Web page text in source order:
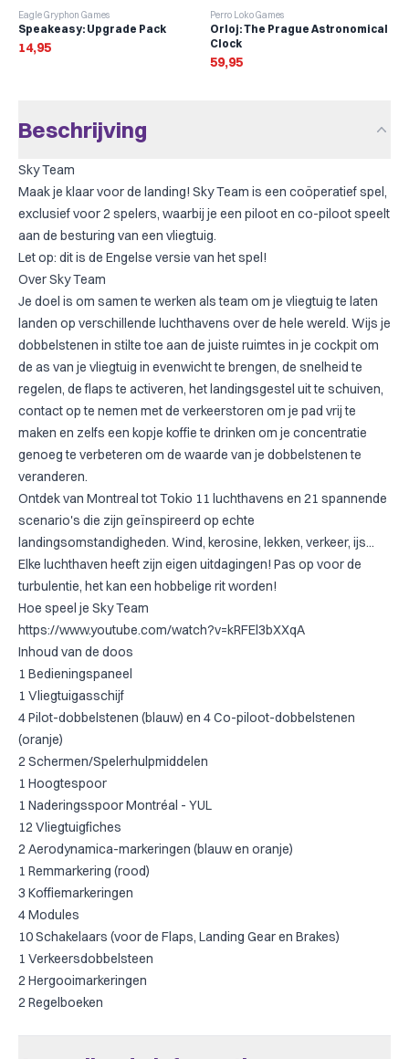
Eagle Gryphon Games
Speakeasy: Upgrade Pack
14,95
Perro Loko Games
Orloj: The Prague Astronomical
Clock
59,95
Beschrijving
Sky Team
Maak je klaar voor de landing! Sky Team is een coöperatief spel,
exclusief voor 2 spelers, waarbij je een piloot en co-piloot speelt
aan de besturing van een vliegtuig.
Let op: dit is de Engelse versie van het spel!
Over Sky Team
Je doel is om samen te werken als team om je vliegtuig te laten
landen op verschillende luchthavens over de hele wereld. Wijs je
dobbelstenen in stilte toe aan de juiste ruimtes in je cockpit om
de as van je vliegtuig in evenwicht te brengen, de snelheid te
regelen, de flaps te activeren, het landingsgestel uit te schuiven,
contact op te nemen met de verkeerstoren om je pad vrij te
maken en zelfs een kopje koffie te drinken om je concentratie
genoeg te verbeteren om de waarde van je dobbelstenen te
veranderen.
Ontdek van Montreal tot Tokio 11 luchthavens en 21 spannende
scenario's die zijn geïnspireerd op echte
landingsomstandigheden. Wind, kerosine, lekken, verkeer, ijs...
Elke luchthaven heeft zijn eigen uitdagingen! Pas op voor de
turbulentie, het kan een hobbelige rit worden!
Hoe speel je Sky Team
https://www.youtube.com/watch?v=kRFEl3bXXqA
Inhoud van de doos
1 Bedieningspaneel
1 Vliegtuigasschijf
4 Pilot-dobbelstenen (blauw) en 4 Co-piloot-dobbelstenen
(oranje)
2 Schermen/Spelerhulpmiddelen
1 Hoogtespoor
1 Naderingsspoor Montréal - YUL
12 Vliegtuigfiches
2 Aerodynamica-markeringen (blauw en oranje)
1 Remmarkering (rood)
3 Koffiemarkeringen
4 Modules
10 Schakelaars (voor de Flaps, Landing Gear en Brakes)
1 Verkeersdobbelsteen
2 Hergooimarkeringen
2 Regelboeken